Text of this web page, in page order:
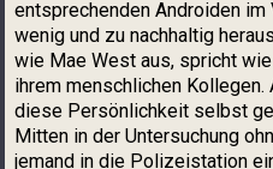
entsprechenden Androiden
wenig und zu nachhaltig
wie Mae West aus, spricht
ihrem menschlichen
diese Persönlichkeit selbst
Mitten in der Untersuchung
jemand in die Polizeistation